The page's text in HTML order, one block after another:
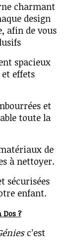
charmant
design
afin de vous
spacieux
effets
et
toute la
de
à nettoyer.
sécurisées
enfant.
?
c’est